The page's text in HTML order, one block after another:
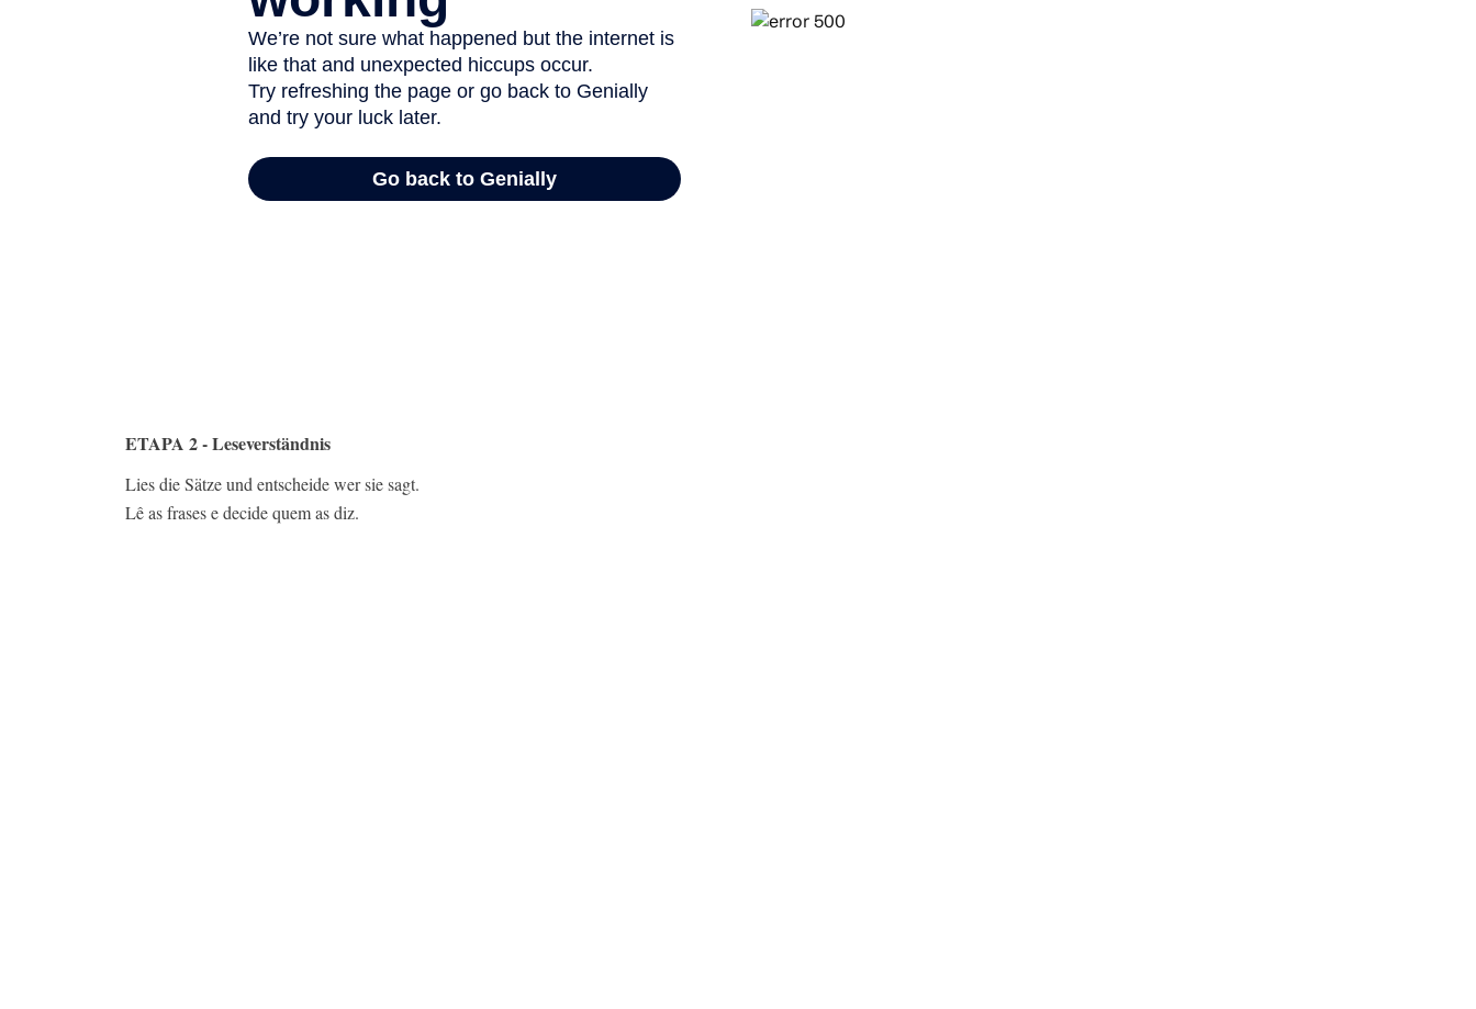
ETAPA 2 - Leseverständnis
Lies die Sätze und entscheide wer sie sagt.
Lê as frases e decide quem as diz.